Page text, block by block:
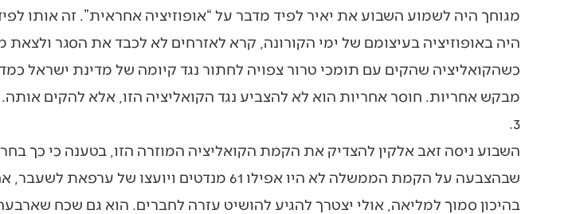
מגוחך היה לשמוע השבוע את יאיר לפיד מדבר על “אופוזיציה אחראית”. זה אותו
היה באופוזיציה בעיצומם של ימי הקורונה, קרא לאזרחים לא לכבד את הסגר ולצאת
כשהקואליציה שהקים עם תומכי טרור צפויה לחתור נגד קיומה של מדינת ישראל
מבקש אחריות. חוסר אחריות הוא לא להצביע נגד הקואליציה הזו, אלא להקים אותה.
3.
השבוע ניסה זאב אלקין להצדיק את הקמת הקואליציה המוזרה הזו, בטענה כי כך
שבהצבעה על הקמת הממשלה לא היו אפילו 61 מנדטים ויועצו של
בהיכון סמוך למליאה, אולי יצטרך להגיע להושיט עזרה לחברים. הוא גם שכח